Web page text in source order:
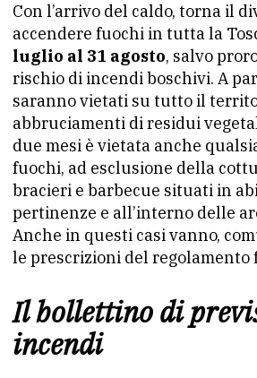
Con l’arrivo del caldo, torna il
accendere fuochi in tutta la
luglio al 31 agosto, salvo
rischio di incendi boschivi. A
saranno vietati su tutto il
abbruciamenti di residui
due mesi è vietata anche
fuochi, ad esclusione della
bracieri e barbecue situati in
pertinenze e all’interno delle
Anche in questi casi vanno,
le prescrizioni del regolamento
Il bollettino di
incendi